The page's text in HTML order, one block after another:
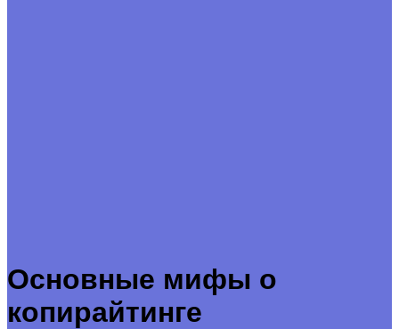
Основные мифы о
копирайтинге